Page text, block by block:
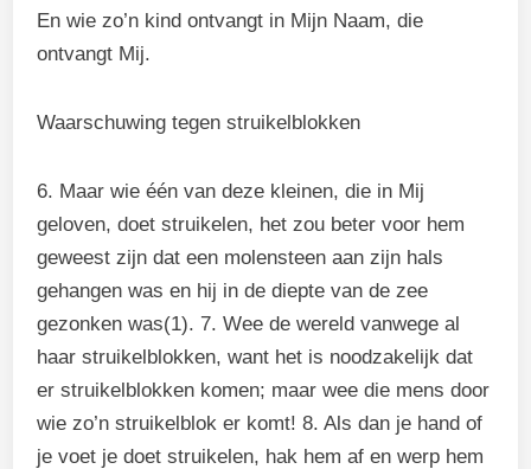
En wie zo’n kind ontvangt in Mijn Naam, die
ontvangt Mij.
Waarschuwing tegen struikelblokken
6. Maar wie één van deze kleinen, die in Mij
geloven, doet struikelen, het zou beter voor hem
geweest zijn dat een molensteen aan zijn hals
gehangen was en hij in de diepte van de zee
gezonken was(1). 7. Wee de wereld vanwege al
haar struikelblokken, want het is noodzakelijk dat
er struikelblokken komen; maar wee die mens door
wie zo’n struikelblok er komt! 8. Als dan je hand of
je voet je doet struikelen, hak hem af en werp hem